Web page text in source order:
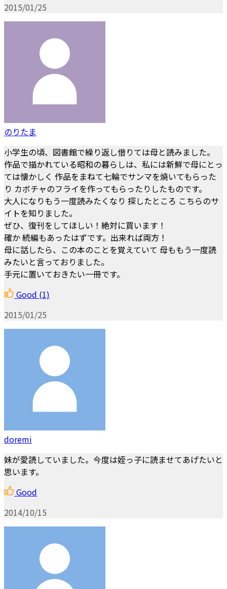
2015/01/25
のりたま
小学生の頃、図書館で繰り返し借りては母と読みました。
作品で描かれている昭和の暮らしは、私には新鮮で母にとっ
ては懐かしく 作品をまねて七輪でサンマを焼いてもらった
り カボチャのフライを作ってもらったりしたものです。
大人になりもう一度読みたくなり 探したところ こちらのサ
イトを知りました。
ぜひ、復刊をしてほしい！絶対に買います！
確か 続編もあったはずです。出来れば両方！
母に話したら、この本のことを覚えていて 母ももう一度読
みたいと言っておりました。
手元に置いておきたい一冊です。
Good (1)
2015/01/25
doremi
妹が愛読していました。今度は姪っ子に読ませてあげたいと
思います。
Good
2014/10/15